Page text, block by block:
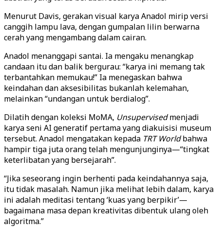
Menurut Davis, gerakan visual karya Anadol mirip versi
canggih lampu lava, dengan gumpalan lilin berwarna
cerah yang mengambang dalam cairan.
Anadol menanggapi santai. Ia mengaku menangkap
candaan itu dan balik bergurau: “karya ini memang tak
terbantahkan memukau!” Ia menegaskan bahwa
keindahan dan aksesibilitas bukanlah kelemahan,
melainkan “undangan untuk berdialog”.
Dilatih dengan koleksi MoMA, Unsupervisedmenjadi
karya seni AI generatif pertama yang diakuisisi museum
tersebut. Anadol mengatakan kepada TRT Worldbahwa
hampir tiga juta orang telah mengunjunginya—“tingkat
keterlibatan yang bersejarah”.
“Jika seseorang ingin berhenti pada keindahannya saja,
itu tidak masalah. Namun jika melihat lebih dalam, karya
ini adalah meditasi tentang ‘kuas yang berpikir’—
bagaimana masa depan kreativitas dibentuk ulang oleh
algoritma.”